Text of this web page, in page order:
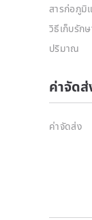
สารก่อภูมิ
วิธีเก็บรักษ
ปริมาณ
ค่าจัดส่
ค่าจัดส่ง